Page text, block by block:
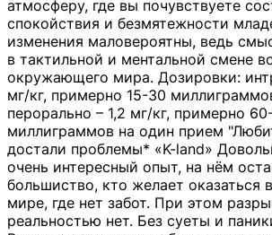
атмосферу, где вы почувствуете
спокойствия и безмятежности
изменения маловероятны, ведь
в тактильной и ментальной смене
окружающего мира. Дозировки:
мг/кг, примерно 15-30
перорально – 1,2 мг/кг, примерно
миллиграммов на один прием
достали проблемы* «K-land»
очень интересный опыт, на нём
большиство, кто желает оказаться
мире, где нет забот. При этом
реальностью нет. Без суеты и